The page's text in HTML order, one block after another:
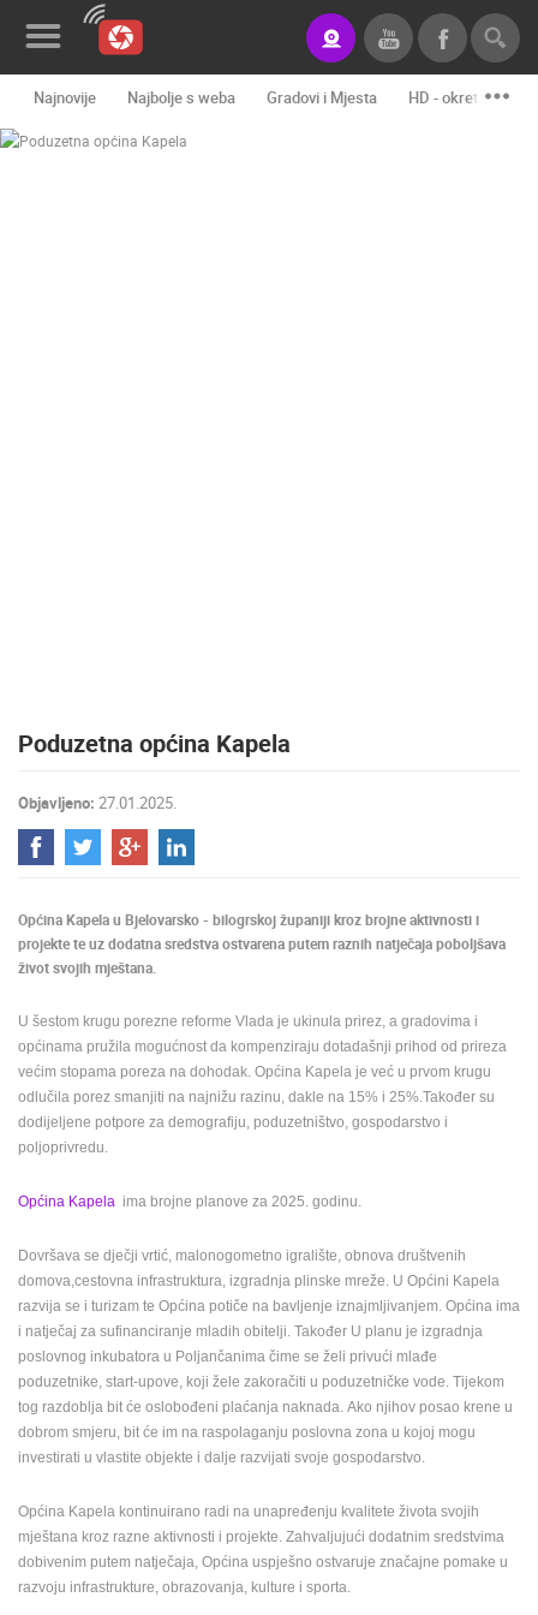
Novosti&Blog
WEB
TERMS OF
USE
PRIVACY
BANERI
HRVATSKI
ENGLISH
Najnovije Najbolje s weba Gradovi i Mjesta HD - okretne
Poduzetna općina Kapela
Objavljeno: 27.01.2025.
Općina Kapela u Bjelovarsko - bilogrskoj županiji kroz brojne aktivnosti i
projekte te uz dodatna sredstva ostvarena putem raznih natječaja poboljšava
život svojih mještana.
U šestom krugu porezne reforme Vlada je ukinula prirez, a gradovima i
općinama pružila mogućnost da kompenziraju dotadašnji prihod od prireza
većim stopama poreza na dohodak. Općina Kapela je već u prvom krugu
odlučila porez smanjiti na najnižu razinu, dakle na 15% i 25%.Također su
dodijeljene potpore za demografiju, poduzetništvo, gospodarstvo i
poljoprivredu.
Općina Kapela ima brojne planove za 2025. godinu.
Dovršava se dječji vrtić, malonogometno igralište, obnova društvenih
domova,cestovna infrastruktura, izgradnja plinske mreže. U Općini Kapela
razvija se i turizam te Općina potiče na bavljenje iznajmljivanjem. Općina ima
i natječaj za sufinanciranje mladih obitelji. Također U planu je izgradnja
poslovnog inkubatora u Poljančanima čime se želi privući mlađe
poduzetnike, start-upove, koji žele zakoračiti u poduzetničke vode. Tijekom
tog razdoblja bit će oslobođeni plaćanja naknada. Ako njihov posao krene u
dobrom smjeru, bit će im na raspolaganju poslovna zona u kojoj mogu
investirati u vlastite objekte i dalje razvijati svoje gospodarstvo.
Općina Kapela kontinuirano radi na unapređenju kvalitete života svojih
mještana kroz razne aktivnosti i projekte. Zahvaljujući dodatnim sredstvima
dobivenim putem natječaja, Općina uspješno ostvaruje značajne pomake u
razvoju infrastrukture, obrazovanja, kulture i sporta.